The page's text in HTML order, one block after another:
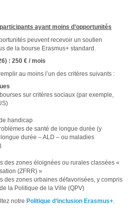
ayant moins d’opportunités
peuvent recevoir un soutien
de la bourse Erasmus+ standard.
: 250 € / mois
au moins l’un des critères suivants :
sur critères sociaux (par exemple,
handicap
de santé de longue durée (y
durée – ALD – ou maladies
des zones éloignées ou rurales classées «
(ZFRR) »
des zones urbaines défavorisées, y compris
la Politique de la Ville (QPV)
notre Politique d’inclusion Erasmus+.